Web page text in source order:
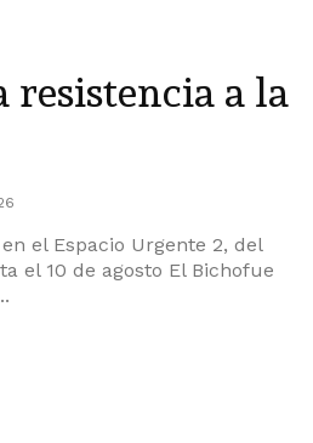
resistencia a la
el Espacio Urgente 2, del
el 10 de agosto El Bichofue